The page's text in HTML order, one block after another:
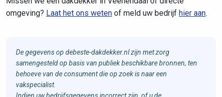
omgeving? Laat het ons weten of meld uw bedrijf hier aan.
De gegevens op debeste-dakdekker.nl zijn met zorg
samengesteld op basis van publiek beschikbare bronnen, ten
behoeve van de consument die op zoek is naar een
vakspecialist.